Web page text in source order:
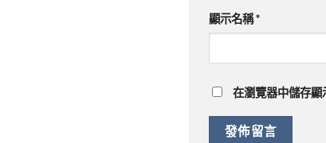
顯示名稱*
在瀏覽器中儲存顯